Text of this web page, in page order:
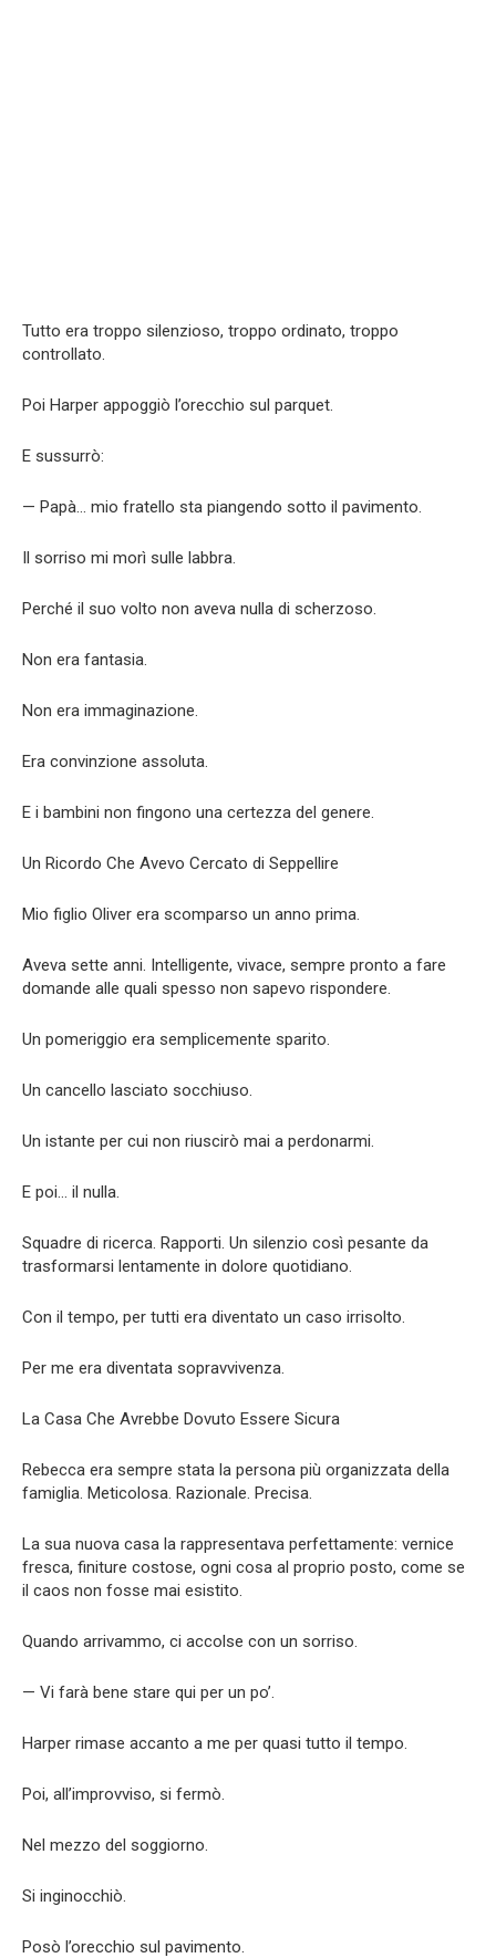
Tutto era troppo silenzioso, troppo ordinato, troppo
controllato.
Poi Harper appoggiò l’orecchio sul parquet.
E sussurrò:
— Papà… mio fratello sta piangendo sotto il pavimento.
Il sorriso mi morì sulle labbra.
Perché il suo volto non aveva nulla di scherzoso.
Non era fantasia.
Non era immaginazione.
Era convinzione assoluta.
E i bambini non fingono una certezza del genere.
Un Ricordo Che Avevo Cercato di Seppellire
Mio figlio Oliver era scomparso un anno prima.
Aveva sette anni. Intelligente, vivace, sempre pronto a fare
domande alle quali spesso non sapevo rispondere.
Un pomeriggio era semplicemente sparito.
Un cancello lasciato socchiuso.
Un istante per cui non riuscirò mai a perdonarmi.
E poi… il nulla.
Squadre di ricerca. Rapporti. Un silenzio così pesante da
trasformarsi lentamente in dolore quotidiano.
Con il tempo, per tutti era diventato un caso irrisolto.
Per me era diventata sopravvivenza.
La Casa Che Avrebbe Dovuto Essere Sicura
Rebecca era sempre stata la persona più organizzata della
famiglia. Meticolosa. Razionale. Precisa.
La sua nuova casa la rappresentava perfettamente: vernice
fresca, finiture costose, ogni cosa al proprio posto, come se
il caos non fosse mai esistito.
Quando arrivammo, ci accolse con un sorriso.
— Vi farà bene stare qui per un po’.
Harper rimase accanto a me per quasi tutto il tempo.
Poi, all’improvviso, si fermò.
Nel mezzo del soggiorno.
Si inginocchiò.
Posò l’orecchio sul pavimento.